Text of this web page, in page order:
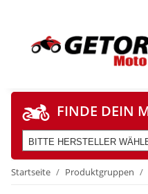
FINDE DEIN
BITTE HERSTELLER
Startseite Produktgruppen